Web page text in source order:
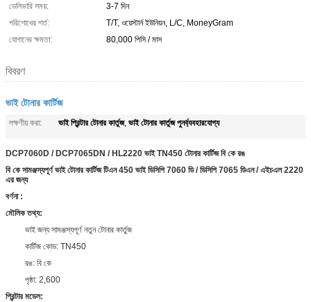
ডেলিভারি সময়:
3-7 দিন
পরিশোধের শর্ত:
T/T, ওয়েস্টার্ন ইউনিয়ন, L/C, MoneyGram
যোগানের ক্ষমতা:
80,000 পিসি / মাস
বিবরণ
ভাই টোনার কার্টিজ
লক্ষণীয় করা: ভাই প্রিন্টার টোনার কার্তুজ, ভাই টোনার কার্তুজ পুনর্ব্যবহারযোগ্য
DCP7060D / DCP7065DN / HL2220 ভাই TN450 টোনার কার্টিজ বি কে রঙ
বি কে সামঞ্জস্যপূর্ণ ভাই টোনার কার্টিজ টিএন 450 ভাই ডিসিপি 7060 ডি / ডিসিপি 7065 ডিএন / এইচএল 2220
এর জন্য
বর্ণনা :
মৌলিক তথ্য:
ভাই জন্য সামঞ্জস্যপূর্ণ নতুন টোনার কার্তুজ
কার্টিজ কোড: TN450
রঙ: বি কে
পৃষ্ঠা: 2,600
প্রিন্টার মডেল: